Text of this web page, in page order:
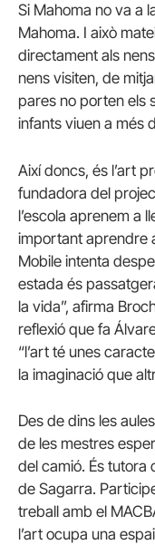
Si Mahoma no va a
Mahoma. I això
directament als
nens visiten, de
pares no porten els
infants viuen a més
Així doncs, és l’art
fundadora del
l’escola aprenem a
important aprendre
Mobile intenta
estada és
la vida”, afirma
reflexió que fa
“l’art té unes
la imaginació que
Des de dins les
de les mestres
del camió. És tutora
de Sagarra.
treball amb el
l’art ocupa una